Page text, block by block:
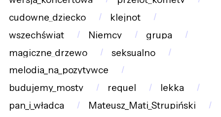
cudowne_dziecko
klejnot
wszechświat
Niemcy
grupa
magiczne_drzewo
seksualno
melodia_na_pozytywce
budujemy_mosty
requel
lekka
pan_i_władca
Mateusz_Mati_Strupiński